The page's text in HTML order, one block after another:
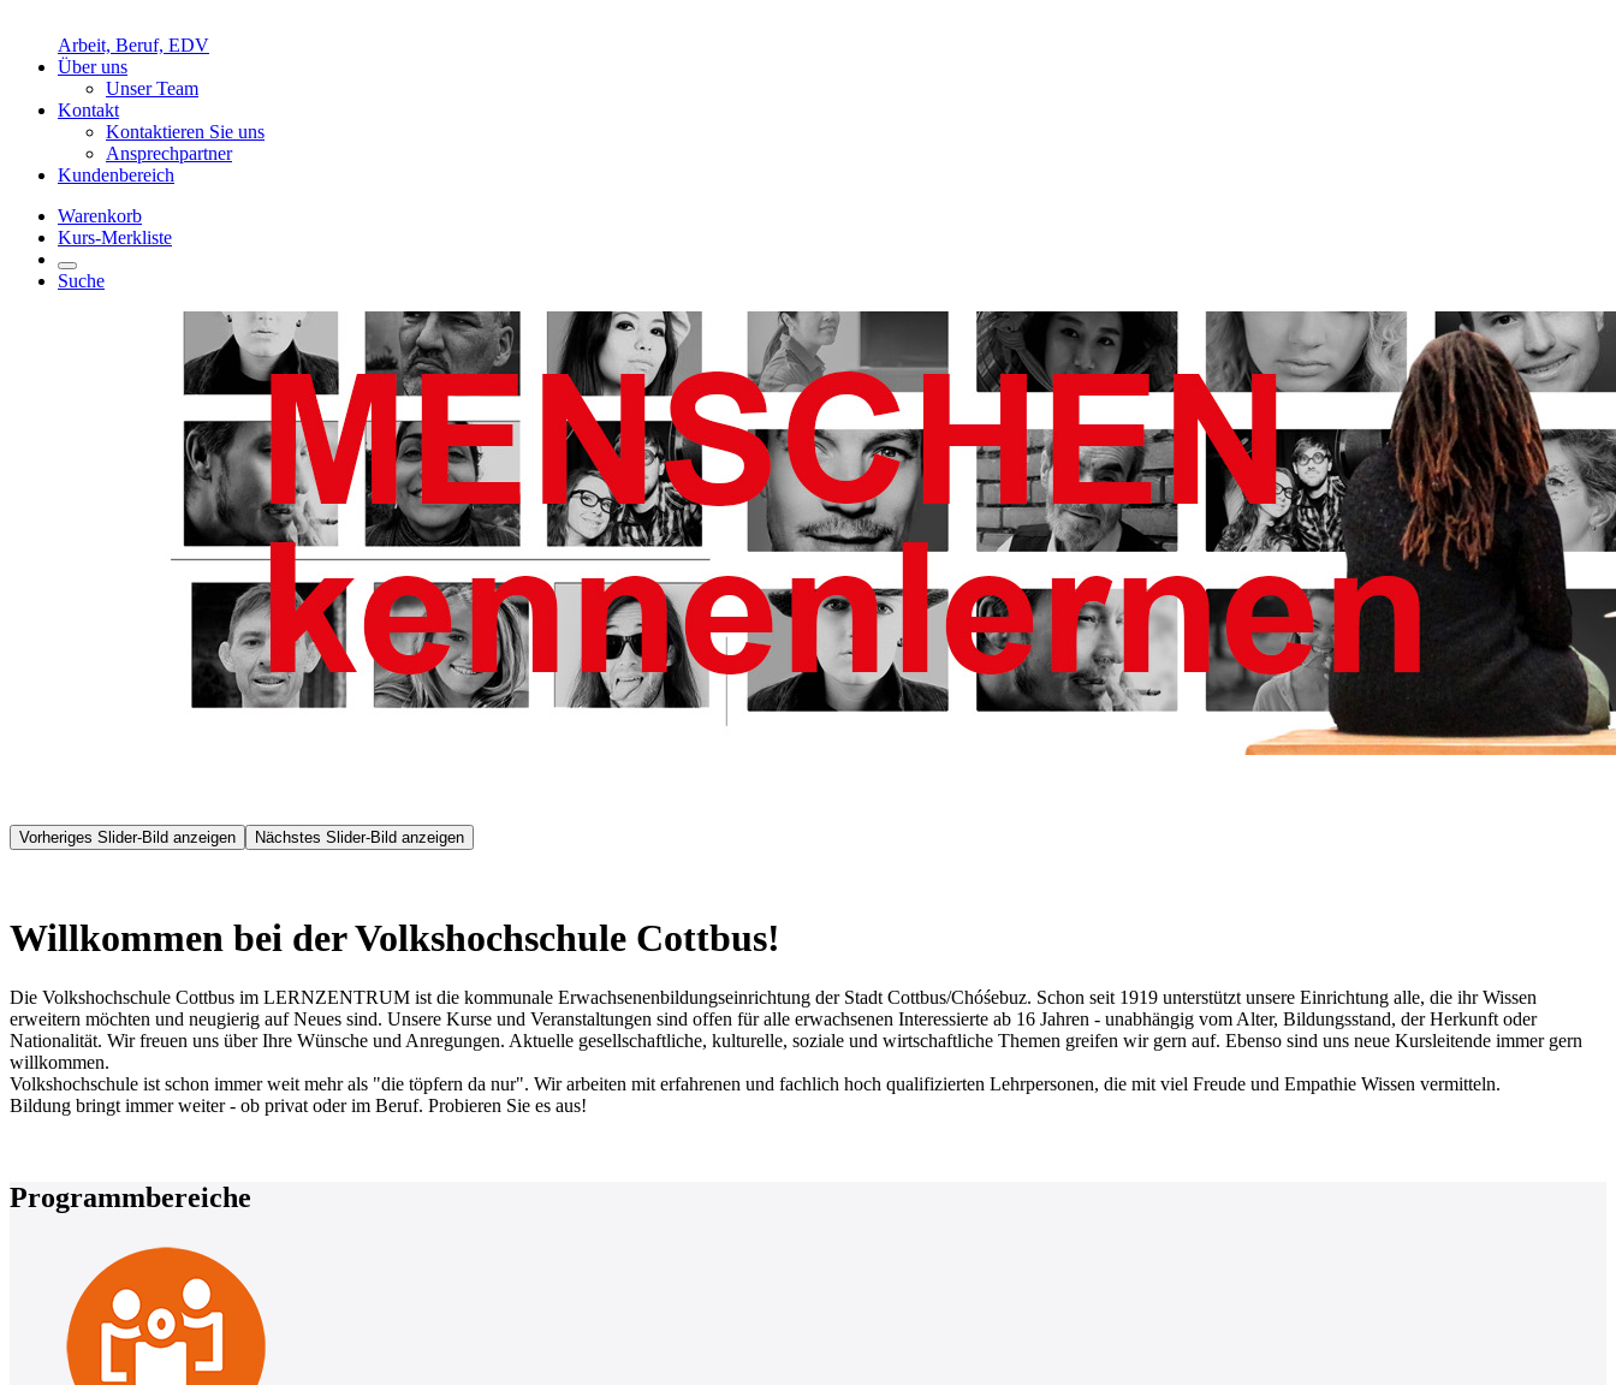
Arbeit, Beruf, EDV
Über uns
Unser Team
Kontakt
Kontaktieren Sie uns
Ansprechpartner
Kundenbereich
Warenkorb
Kurs-Merkliste
Suche
Vorheriges Slider-Bild anzeigen Nächstes Slider-Bild anzeigen
Willkommen bei der Volkshochschule Cottbus!
Die Volkshochschule Cottbus im LERNZENTRUM ist die kommunale Erwachsenenbildungseinrichtung der Stadt Cottbus/Chóśebuz. Schon seit 1919 unterstützt unsere Einrichtung alle, die ihr Wissen
erweitern möchten und neugierig auf Neues sind. Unsere Kurse und Veranstaltungen sind offen für alle erwachsenen Interessierte ab 16 Jahren - unabhängig vom Alter, Bildungsstand, der Herkunft oder
Nationalität. Wir freuen uns über Ihre Wünsche und Anregungen. Aktuelle gesellschaftliche, kulturelle, soziale und wirtschaftliche Themen greifen wir gern auf. Ebenso sind uns neue Kursleitende immer gern
willkommen.
Volkshochschule ist schon immer weit mehr als "die töpfern da nur". Wir arbeiten mit erfahrenen und fachlich hoch qualifizierten Lehrpersonen, die mit viel Freude und Empathie Wissen vermitteln.
Bildung bringt immer weiter - ob privat oder im Beruf. Probieren Sie es aus!
Programmbereiche